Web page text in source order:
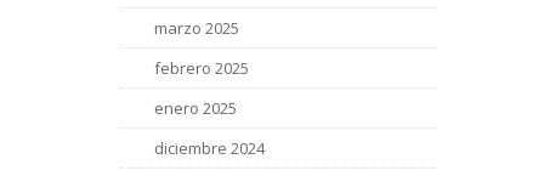
marzo 2025
febrero 2025
enero 2025
diciembre 2024